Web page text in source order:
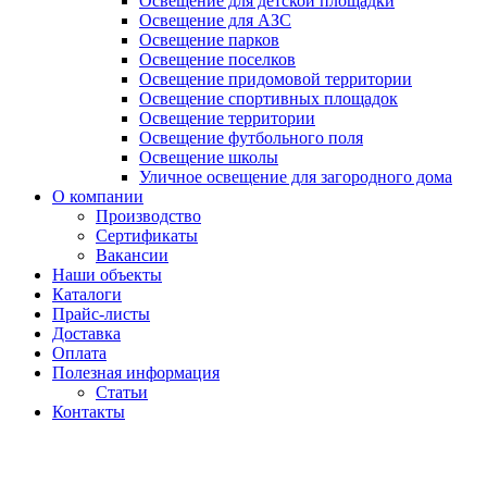
Освещение для АЗС
Освещение парков
Освещение поселков
Освещение придомовой территории
Освещение спортивных площадок
Освещение территории
Освещение футбольного поля
Освещение школы
Уличное освещение для загородного дома
О компании
Производство
Сертификаты
Вакансии
Наши объекты
Каталоги
Прайс-листы
Доставка
Оплата
Полезная информация
Статьи
Контакты